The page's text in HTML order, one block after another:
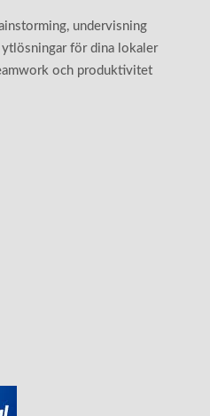
undervisning
för dina lokaler
och produktivitet